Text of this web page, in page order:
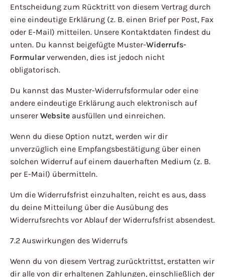
Entscheidung zum Rücktritt von diesem Vertrag durch
eine eindeutige Erklärung (z. B. einen Brief per Post, Fax
oder E-Mail) mitteilen. Unsere Kontaktdaten findest du
unten. Du kannst beigefügte Muster-Widerrufs-
Formular verwenden, dies ist jedoch nicht
obligatorisch.
Du kannst das Muster-Widerrufsformular oder eine
andere eindeutige Erklärung auch elektronisch auf
unserer Website ausfüllen und einreichen.
Wenn du diese Option nutzt, werden wir dir
unverzüglich eine Empfangsbestätigung über einen
solchen Widerruf auf einem dauerhaften Medium (z. B.
per E-Mail) übermitteln.
Um die Widerrufsfrist einzuhalten, reicht es aus, dass
du deine Mitteilung über die Ausübung des
Widerrufsrechts vor Ablauf der Widerrufsfrist absendest.
7.2 Auswirkungen des Widerrufs
Wenn du von diesem Vertrag zurücktrittst, erstatten wir
dir alle von dir erhaltenen Zahlungen, einschließlich der